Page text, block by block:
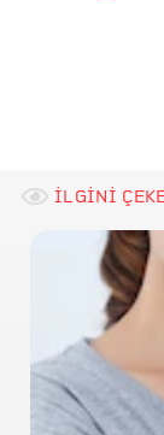
İLGİNİ